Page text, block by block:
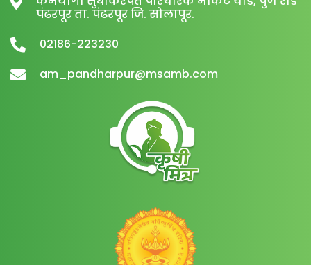
पंढरपूर ता. पंढरपूर जि. सोलापूर.
02186-223230
am_pandharpur@msamb.com